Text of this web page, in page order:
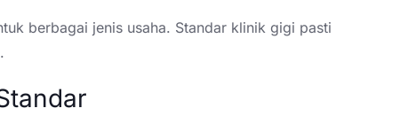
berbagai jenis usaha. Standar klinik gigi pasti